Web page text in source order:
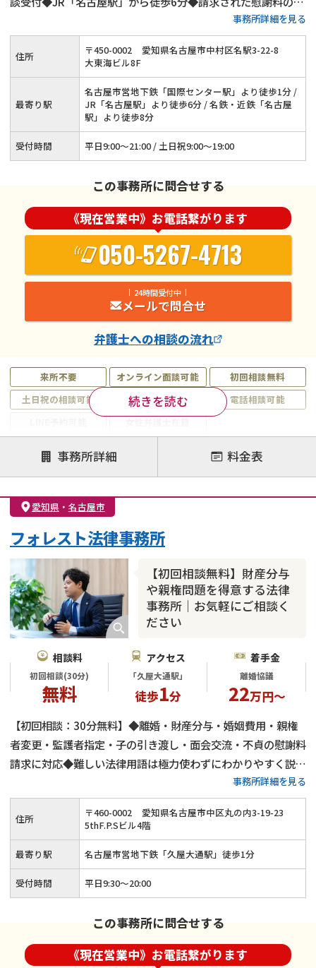
額交渉にも対応◆オンライン相談・電話相談もOK事務所詳細を見る
来所不要 オンライン面談可能
初回相談無料
土日祝の相談可能
19時以降電話可能
電話相談可能
注力案件
離婚前相談
離婚調停
離婚裁判
親権・面会交流権
DV
モラハラ
不貞・不倫慰謝料請求
財産分与
内縁の夫婦
続きを読む
住所 〒450-0002
愛知県名古屋市中村区名駅3-22-8
大東海ビル8F
最寄り駅
名古屋市営地下鉄「国際センター駅」より徒歩1分 /
JR「名古屋駅」より徒歩6分 / 名鉄・近鉄「名古屋
駅」より徒歩8分
受付時間 平日9:00～21:00 / 土日祝9:00～19:00
この事務所に問合せする
《現在営業中》お電話繋がります
050-5267-4713
24時間受付中
メールで問合せ
弁護士への相談の流れ
事務所詳細 料金表
愛知県 ・ 名古屋市
【初回相談無料】財産分与
や親権問題を得意する法律
事務所｜お気軽にご相談く
ださい
フォレスト法律事務所
相談料
初回相談(30分)
無料
アクセス
「久屋大通駅」
徒歩1分
着手金
離婚協議
22万円～
【初回相談：30分無料】◆離婚・財産分与・婚姻費用・親権
者変更・監護者指定・子の引き渡し・面会交流・不貞の慰謝料
請求に対応◆難しい法律用語は極力使わずにわかりやすく説明
◆少しでも前向きな人生のリスタートがきれるようサポートし
ていきます
事務所詳細を見る
住所 〒460-0002
愛知県名古屋市中区丸の内3-19-23
5thF.P.Sビル4階
最寄り駅 名古屋市営地下鉄「久屋大通駅」徒歩1分
受付時間 平日9:30～20:00
この事務所に問合せする
《現在営業中》お電話繋がります